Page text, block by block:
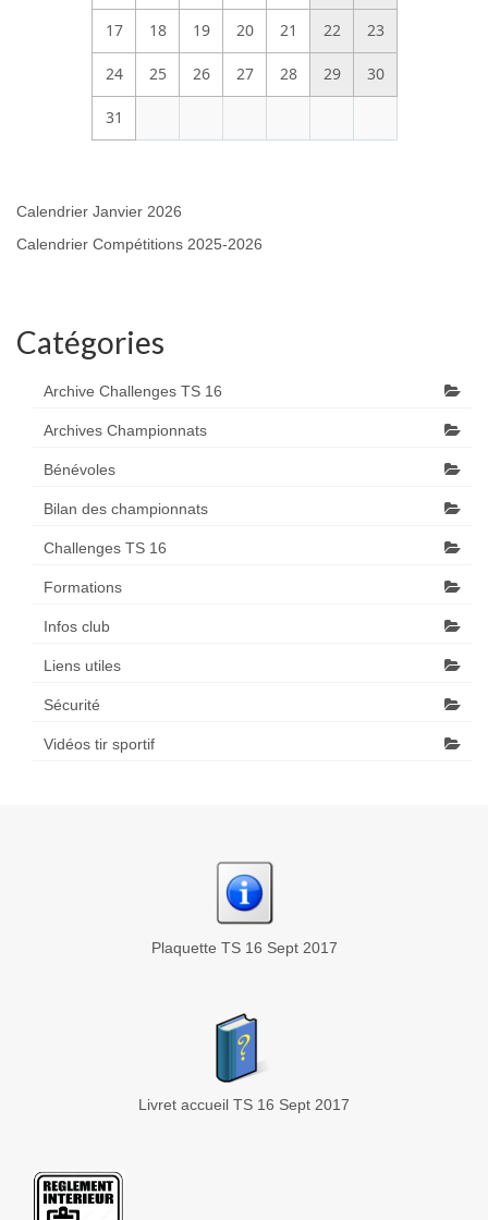
17 18 19 20 21 22 23
24 25 26 27 28 29 30
31
Calendrier Janvier 2026
Calendrier Compétitions 2025-2026
Catégories
Archive Challenges TS 16
Archives Championnats
Bénévoles
Bilan des championnats
Challenges TS 16
Formations
Infos club
Liens utiles
Sécurité
Vidéos tir sportif
Plaquette TS 16 Sept 2017
Livret accueil TS 16 Sept 2017